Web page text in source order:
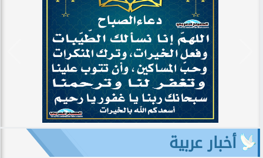
أخبار عربية